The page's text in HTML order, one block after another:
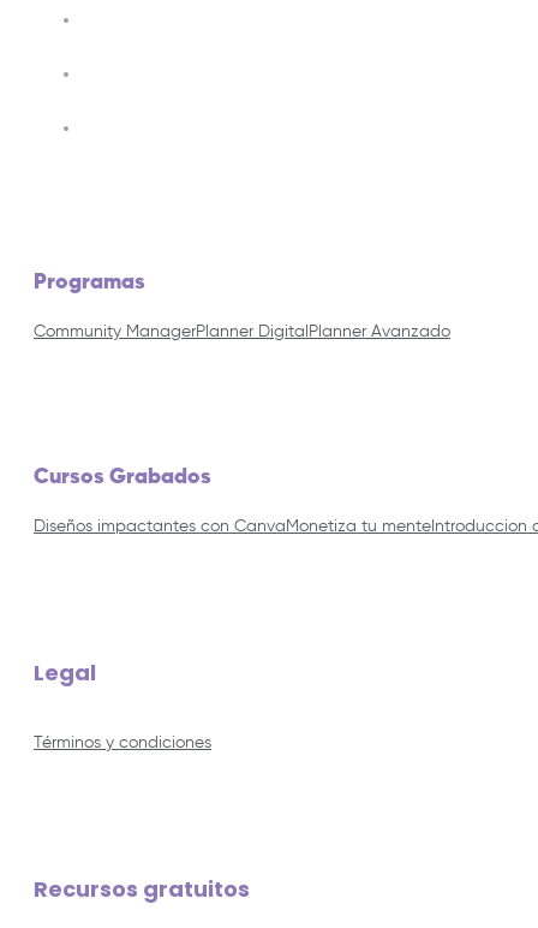
Programas
Community ManagerPlanner Digital Planner Avanzado
Cursos Grabados
Diseños impactantes con Canva Monetiza tu mente Introduccion
Legal
Términos y condiciones
Recursos gratuitos